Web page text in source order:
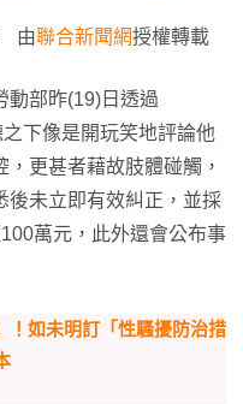
由聯合新聞網授權轉載
動部昨(19)日透過
之下像是開玩笑地評論他
更甚者藉故肢體碰觸，
後未立即有效糾正，並採
萬元，此外還會公布事
！如未明訂「性騷擾防治措